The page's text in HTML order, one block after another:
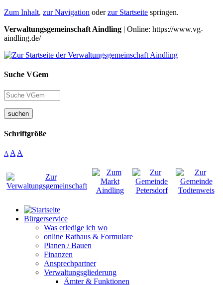
Zum Inhalt, zur Navigation oderzur Startseite springen.
Verwaltungsgemeinschaft Aindling | Online: https://www.vg-
aindling.de/
Suche VGem
suchen
Schriftgröße
A A A
Bürgerservice
Was erledige ich wo
online Rathaus & Formulare
Planen / Bauen
Finanzen
Ansprechpartner
Verwaltungsgliederung
Ämter & Funktionen